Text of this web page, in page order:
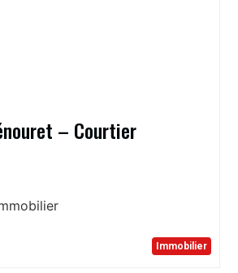
– Courtier
Immobilier